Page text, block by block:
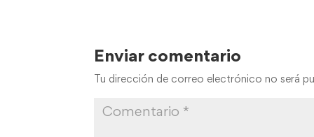
Enviar comentario
Tu dirección de correo electrónico no será